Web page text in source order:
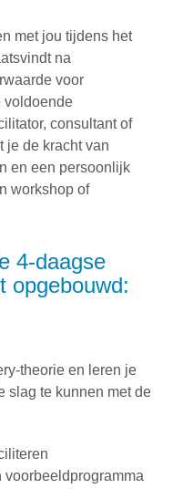
met jou tijdens het
na
voor
voldoende
consultant of
je de kracht van
en een persoonlijk
workshop of
4-daagse
opgebouwd:
theorie en leren je
slag te kunnen met de
voorbeeldprogramma